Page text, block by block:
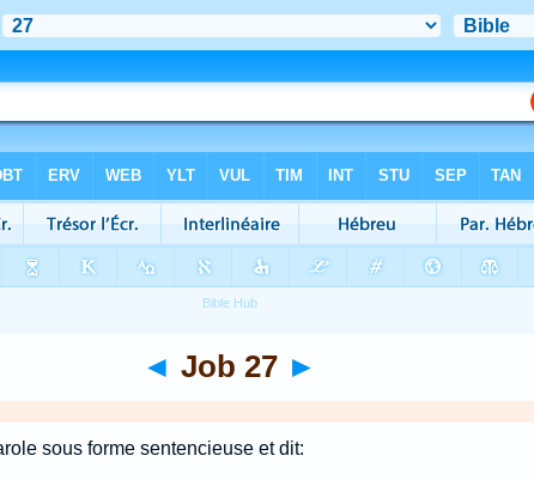
◄ Job 27 ►
sous forme sentencieuse et dit: